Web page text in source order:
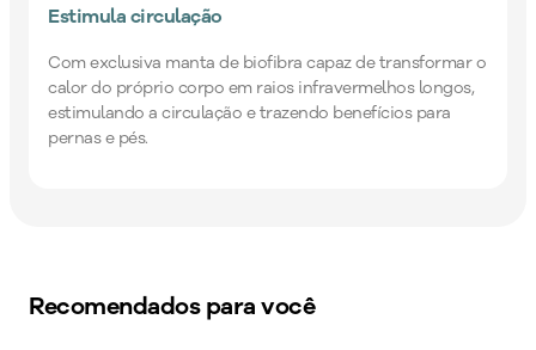
Estimula circulação
Com exclusiva manta de biofibra capaz de transformar o
calor do próprio corpo em raios infravermelhos longos,
estimulando a circulação e trazendo benefícios para
pernas e pés.
Recomendados para você